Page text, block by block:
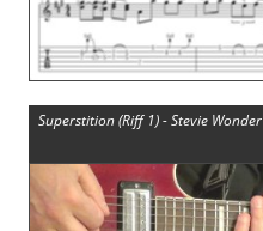
Superstition (Riff 1) - Stevie Wonder